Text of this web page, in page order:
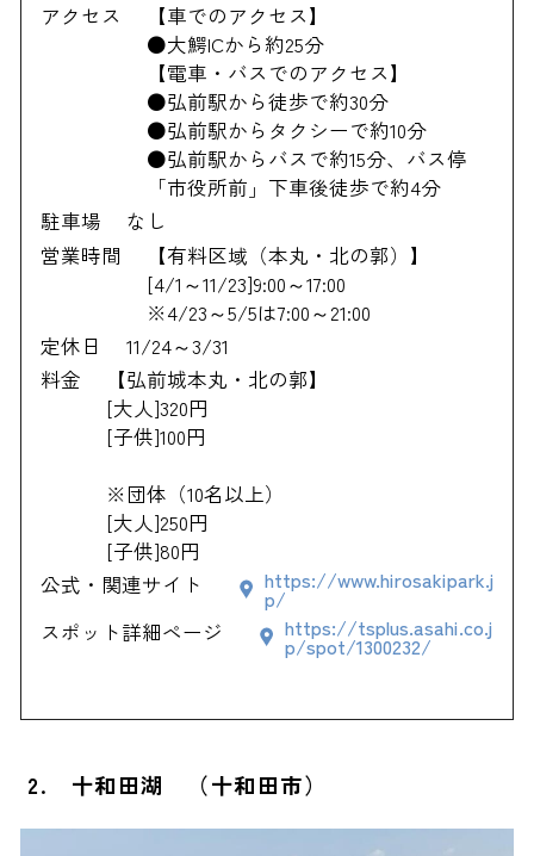
アクセス
【車でのアクセス】
●大鰐ICから約25分
【電車・バスでのアクセス】
●弘前駅から徒歩で約30分
●弘前駅からタクシーで約10分
●弘前駅からバスで約15分、バス停
「市役所前」下車後徒歩で約4分
駐車場
なし
営業時間
【有料区域（本丸・北の郭）】
[4/1～11/23]9:00～17:00
※4/23～5/5は7:00～21:00
定休日
11/24～3/31
料金
【弘前城本丸・北の郭】
[大人]320円
[子供]100円
※団体（10名以上）
[大人]250円
[子供]80円
公式・関連サイト
https://www.hirosakipark.j
p/
スポット詳細ページ
https://tsplus.asahi.co.j
p/spot/1300232/
2. 十和田湖 （十和田市）